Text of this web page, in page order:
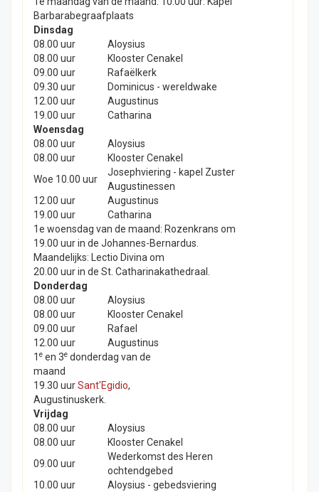
Barbarabegraafplaats
Dinsdag
08.00 uur
Aloysius
08.00 uur
Klooster Cenakel
09.00 uur
Rafaëlkerk
09.30 uur
Dominicus - wereldwake
12.00 uur
Augustinus
19.00 uur
Catharina
Woensdag
08.00 uur
Aloysius
08.00 uur
Klooster Cenakel
Woe 10.00 uur
Josephviering - kapel Zuster
Augustinessen
12.00 uur
Augustinus
19.00 uur
Catharina
1e woensdag van de maand: Rozenkrans om
19.00 uur in de Johannes-Bernardus.
Maandelijks: Lectio Divina om
20.00 uur in de St. Catharinakathedraal.
Donderdag
08.00 uur
Aloysius
08.00 uur
Klooster Cenakel
09.00 uur
Rafael
12.00 uur
Augustinus
1 e en 3e donderdag van de
maand
19.30 uurSant'Egidio,
Augustinuskerk.
Vrijdag
08.00 uur
Aloysius
08.00 uur
Klooster Cenakel
09.00 uur
Wederkomst des Heren
ochtendgebed
10.00 uur
Aloysius - gebedsviering